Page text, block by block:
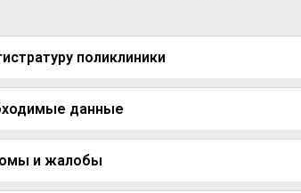
поликлиники
данные
и жалобы